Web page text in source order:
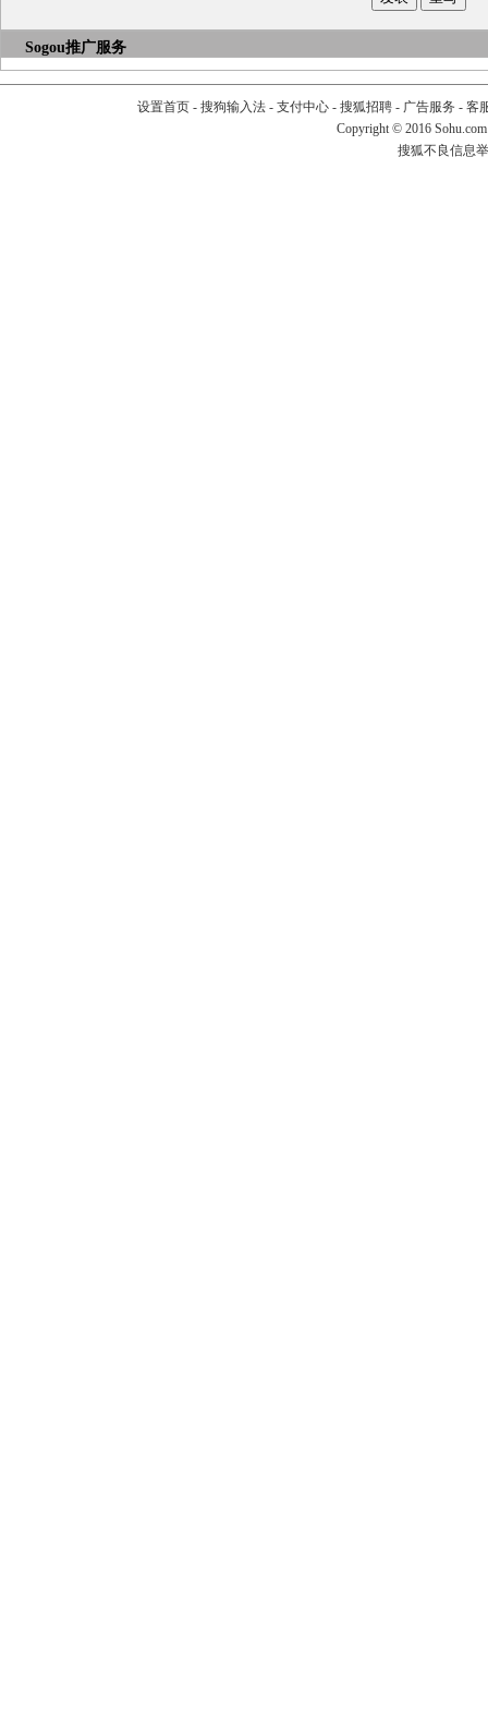
Sogou推广服务
设置首页- 搜狗输入法- 支付中心- 搜狐招聘- 广告服务 - 客
Copyright © 2016
搜狐不良信息